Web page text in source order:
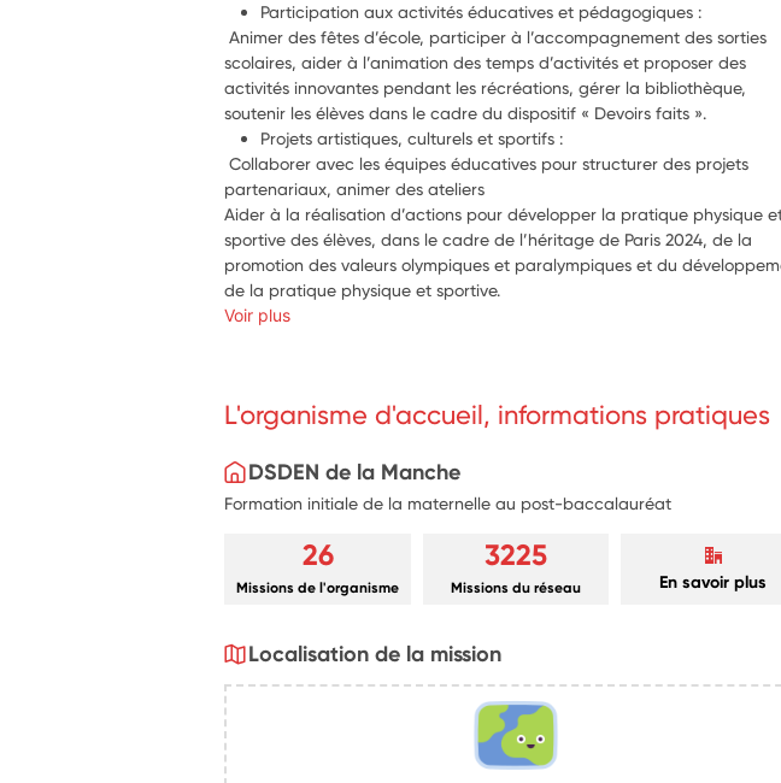
Participation aux activités éducatives et pédagogiques :
Animer des fêtes d’école, participer à l’accompagnement des sorties
scolaires, aider à l’animation des temps d’activités et proposer des
activités innovantes pendant les récréations, gérer la bibliothèque,
soutenir les élèves dans le cadre du dispositif « Devoirs faits ».
Projets artistiques, culturels et sportifs :
Collaborer avec les équipes éducatives pour structurer des projets
partenariaux, animer des ateliers
Aider à la réalisation d’actions pour développer la pratique physique
sportive des élèves, dans le cadre de l’héritage de Paris 2024, de la
promotion des valeurs olympiques et paralympiques et du
de la pratique physique et sportive.
Voir plus
L'organisme d'accueil, informations pratiques
DSDEN de la Manche
Formation initiale de la maternelle au post-baccalauréat
26
Missions de l'organisme
3225
Missions du réseau En savoir plus
Localisation de la mission